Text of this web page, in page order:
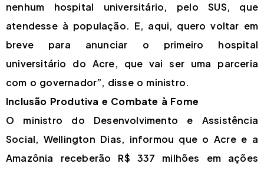
nenhum hospital universitário, pelo SUS, que
atendesse à população. E, aqui, quero voltar em
breve para anunciar o primeiro hospital
universitário do Acre, que vai ser uma parceria
com o governador”, disse o ministro.
Inclusão Produtiva e Combate à Fome
O ministro do Desenvolvimento e Assistência
Social, Wellington Dias, informou que o Acre e a
Amazônia receberão R$ 337 milhões em ações